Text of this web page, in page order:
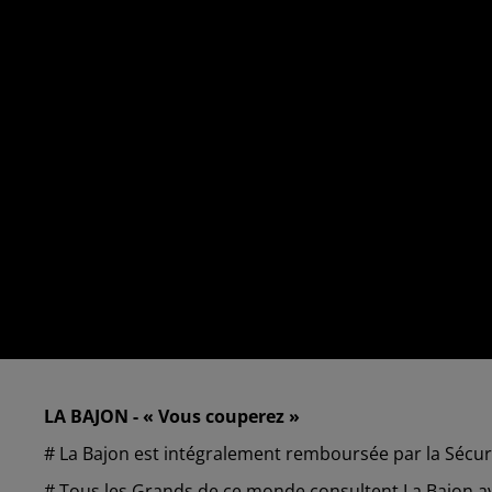
LA BAJON - « Vous couperez »
# La Bajon est intégralement remboursée par la